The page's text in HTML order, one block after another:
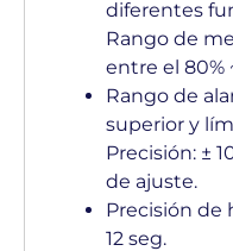
diferentes
Rango de
entre el 80%
Rango de
superior y
Precisión: ±
de ajuste.
Precisión de
12 seg.